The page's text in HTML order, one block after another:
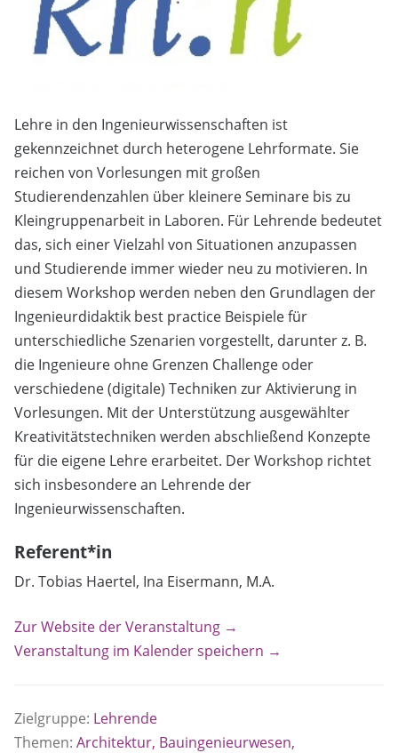
Lehre in den Ingenieurwissenschaften ist
gekennzeichnet durch heterogene Lehrformate. Sie
reichen von Vorlesungen mit großen
Studierendenzahlen über kleinere Seminare bis zu
Kleingruppenarbeit in Laboren. Für Lehrende bedeutet
das, sich einer Vielzahl von Situationen anzupassen
und Studierende immer wieder neu zu motivieren. In
diesem Workshop werden neben den Grundlagen der
Ingenieurdidaktik best practice Beispiele für
unterschiedliche Szenarien vorgestellt, darunter z. B.
die Ingenieure ohne Grenzen Challenge oder
verschiedene (digitale) Techniken zur Aktivierung in
Vorlesungen. Mit der Unterstützung ausgewählter
Kreativitätstechniken werden abschließend Konzepte
für die eigene Lehre erarbeitet. Der Workshop richtet
sich insbesondere an Lehrende der
Ingenieurwissenschaften.
Referent*in
Dr. Tobias Haertel, Ina Eisermann, M.A.
Zur Website der Veranstaltung →
Veranstaltung im Kalender speichern →
Zielgruppe: Lehrende
Themen: Architektur, Bauingenieurwesen,